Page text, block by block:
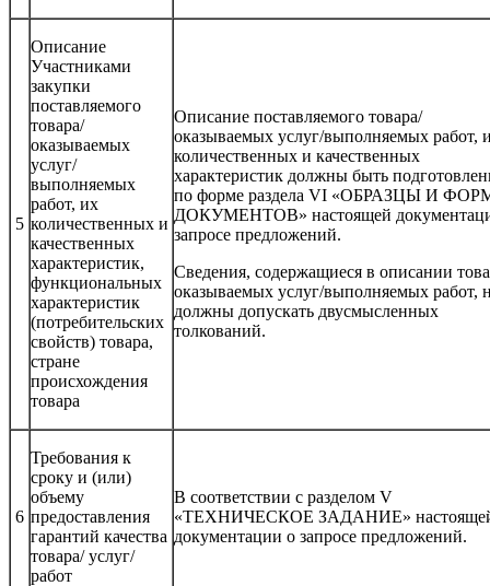
5
Описание
Участниками
закупки
поставляемого
товара/
оказываемых
услуг/
выполняемых
работ, их
количественных и
качественных
характеристик,
функциональных
характеристик
(потребительских
свойств) товара,
стране
происхождения
товара
Описание поставляемого товара/
оказываемых услуг/выполняемых работ,
количественных и качественных
характеристик должны быть
по форме раздела VI «ОБРАЗЦЫ И
ДОКУМЕНТОВ» настоящей
запросе предложений.
Сведения, содержащиеся в описании
оказываемых услуг/выполняемых работ,
должны допускать двусмысленных
толкований.
6
Требования к
сроку и (или)
объему
предоставления
гарантий качества
товара/ услуг/
работ
В соответствии с разделом V
«ТЕХНИЧЕСКОЕ ЗАДАНИЕ»
документации о запросе предложений.